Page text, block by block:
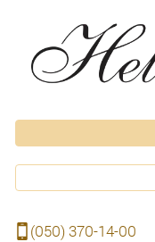
(050) 370-14-00